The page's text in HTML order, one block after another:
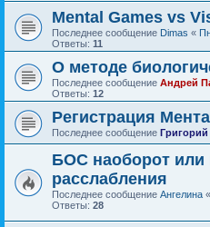
Mental Games vs
Последнее сообщение Dimas «
Ответы: 11
О методе
Последнее сообщение Андрей
Ответы: 12
Регистрация
Последнее сообщение Григорий
БОС наоборот или
расслабления
Последнее сообщение Ангелина «
Ответы: 28